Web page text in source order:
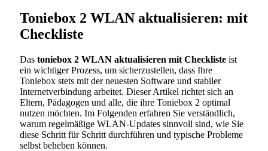
Toniebox 2 WLAN aktualisieren: mit
Checkliste
Das toniebox 2 WLAN aktualisieren mit Checkliste ist
ein wichtiger Prozess, um sicherzustellen, dass Ihre
Toniebox stets mit der neuesten Software und stabiler
Internetverbindung arbeitet. Dieser Artikel richtet sich an
Eltern, Pädagogen und alle, die ihre Toniebox 2 optimal
nutzen möchten. Im Folgenden erfahren Sie verständlich,
warum regelmäßige WLAN-Updates sinnvoll sind, wie Sie
diese Schritt für Schritt durchführen und typische Probleme
selbst beheben können.